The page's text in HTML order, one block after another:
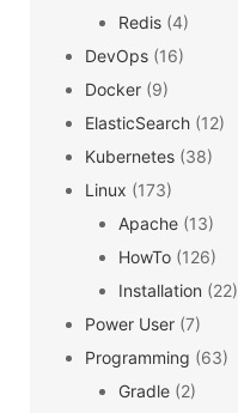
Redis (4)
DevOps (16)
Docker (9)
ElasticSearch (12)
Kubernetes (38)
Linux (173)
Apache (13)
HowTo (126)
Installation (22)
Power User (7)
Programming (63)
Gradle (2)